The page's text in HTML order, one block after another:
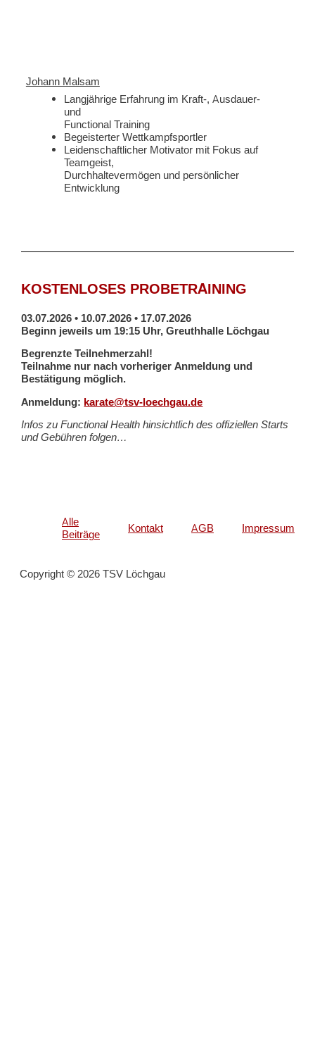
Johann Malsam
Langjährige Erfahrung im Kraft-, Ausdauer-
und
Functional Training
Begeisterter Wettkampfsportler
Leidenschaftlicher Motivator mit Fokus auf
Teamgeist,
Durchhaltevermögen und persönlicher
Entwicklung
KOSTENLOSES PROBETRAINING
03.07.2026 • 10.07.2026 • 17.07.2026
Beginn jeweils um 19:15 Uhr, Greuthhalle Löchgau
Begrenzte Teilnehmerzahl!
Teilnahme nur nach vorheriger Anmeldung und
Bestätigung möglich.
Anmeldung: karate@tsv-loechgau.de
Infos zu Functional Health hinsichtlich des offiziellen Starts
und Gebühren folgen…
Alle
Beiträge
Kontakt AGB Impressum
Copyright © 2026 TSV Löchgau